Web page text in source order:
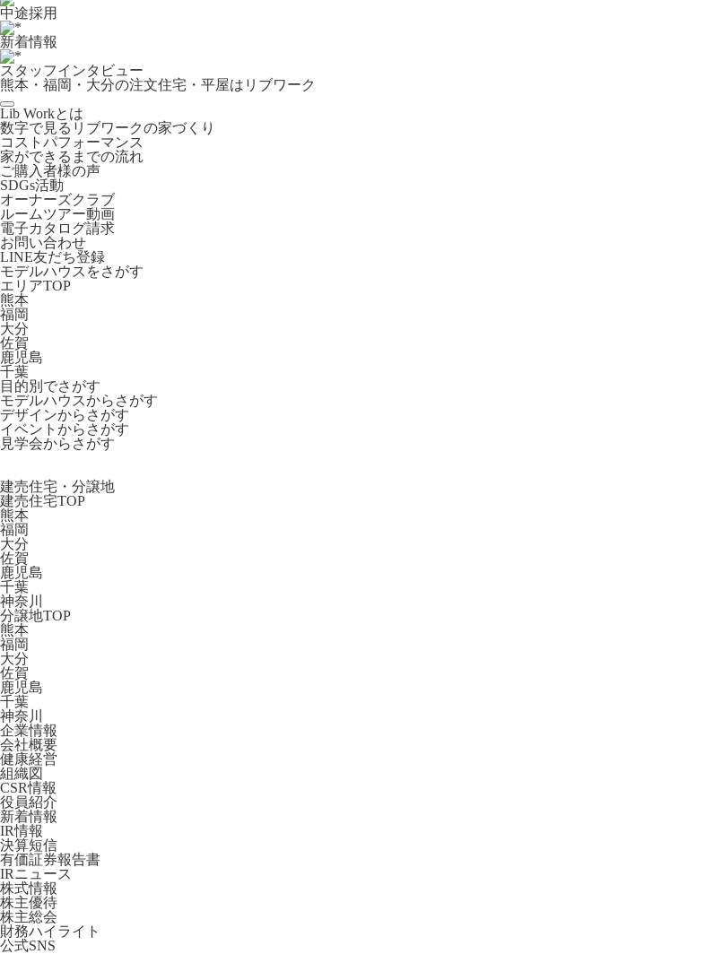
中途採用
新着情報
スタッフインタビュー
熊本・福岡・大分の注文住宅・平屋はリブワーク
Lib Workとは
数字で見るリブワークの家づくり
コストパフォーマンス
家ができるまでの流れ
ご購入者様の声
SDGs活動
オーナーズクラブ
ルームツアー動画
電子カタログ請求
お問い合わせ
LINE友だち登録
モデルハウスをさがす
エリアTOP
熊本
福岡
大分
佐賀
鹿児島
千葉
目的別でさがす
モデルハウスからさがす
デザインからさがす
イベントからさがす
見学会からさがす
建売住宅・分譲地
建売住宅TOP
熊本
福岡
大分
佐賀
鹿児島
千葉
神奈川
分譲地TOP
熊本
福岡
大分
佐賀
鹿児島
千葉
神奈川
企業情報
会社概要
健康経営
組織図
CSR情報
役員紹介
新着情報
IR情報
決算短信
有価証券報告書
IRニュース
株式情報
株主優待
株主総会
財務ハイライト
公式SNS